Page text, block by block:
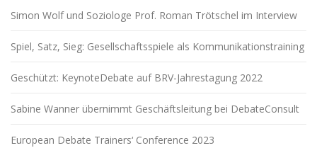
Simon Wolf und Soziologe Prof. Roman Trötschel im Interview
Spiel, Satz, Sieg: Gesellschaftsspiele als Kommunikationstraining
Geschützt: KeynoteDebate auf BRV-Jahrestagung 2022
Sabine Wanner übernimmt Geschäftsleitung bei DebateConsult
European Debate Trainers‘ Conference 2023